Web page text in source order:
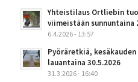
Yhteistilaus Ortliebin
viimeistään sunnuntaina
6.4.2026 - 13:57
Pyöräretkiä,
lauantaina 30.5.2026
31.3.2026 - 16:40